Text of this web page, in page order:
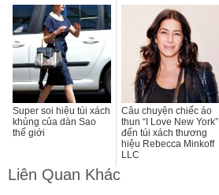
Super soi hiệu túi xách
khủng của dàn Sao
thế giới
Câu chuyện chiếc áo
thun “I Love New York”
đến túi xách thương
hiệu Rebecca Minkoff
LLC
Liên Quan Khác